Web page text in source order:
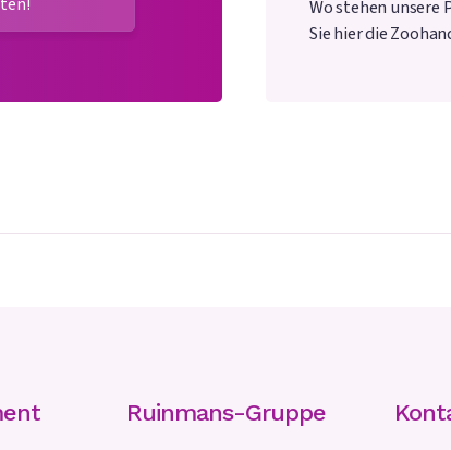
Wo stehen unsere
Sie hier die
Ruinmans-Gruppe